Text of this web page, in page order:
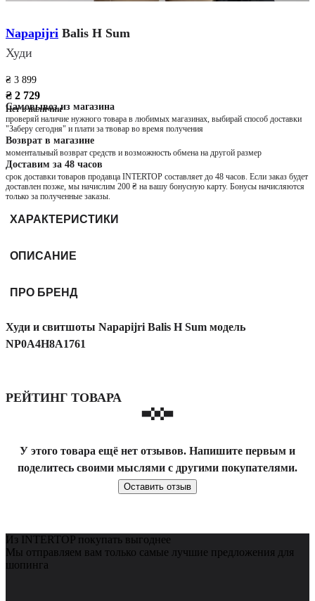
Napapijri Balis H Sum
Худи
₴ 3 899
₴ 2 729
Нет в наличии
Самовывоз из магазина
проверяй наличие нужного товара в любимых магазинах, выбирай способ доставки
"Заберу сегодня" и плати за твовар во время получения
Возврат в магазине
моментальный возврат средств и возможность обмена на другой размер
Доставим за 48 часов
срок доставки товаров продавца INTERTOP составляет до 48 часов. Если заказ будет
доставлен позже, мы начислим 200 ₴ на вашу бонусную карту. Бонусы начисляются
только за полученные заказы.
ХАРАКТЕРИСТИКИ
ОПИСАНИЕ
ПРО БРЕНД
Худи и свитшоты Napapijri Balis H Sum модель
NP0A4H8A1761
РЕЙТИНГ ТОВАРА
У этого товара ещё нет отзывов. Напишите первым и
поделитесь своими мыслями с другими покупателями.
Оставить отзыв
Из INTERTOP покупать выгоднее
Мы отправляем вам только самые лучшие предложения для
шопинга